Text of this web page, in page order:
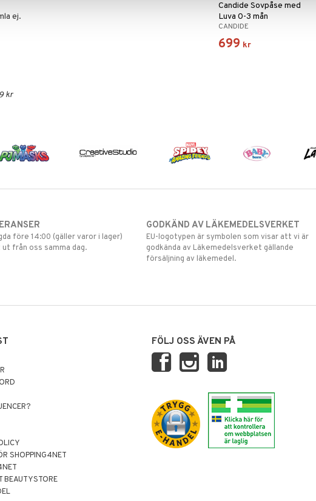
ej.
kr
Candide Sovpåse med
Luva 0-3 mån
CANDIDE
699 kr
före 14:00 (gäller varor i lager)
från oss samma dag.
GODKÄND AV LÄKEMEDELSVERKET
EU-logotypen är symbolen som visar att vi är
godkända av Läkemedelsverket gällande
försäljning av läkemedel.
SHOPPING4NET
BEAUTYSTORE
FÖLJ OSS ÄVEN PÅ